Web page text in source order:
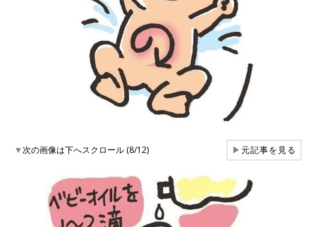
▼次の画像は下へスクロール (8/12) ▶元記事を見る